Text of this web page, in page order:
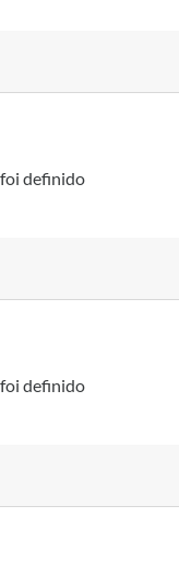
definido
definido